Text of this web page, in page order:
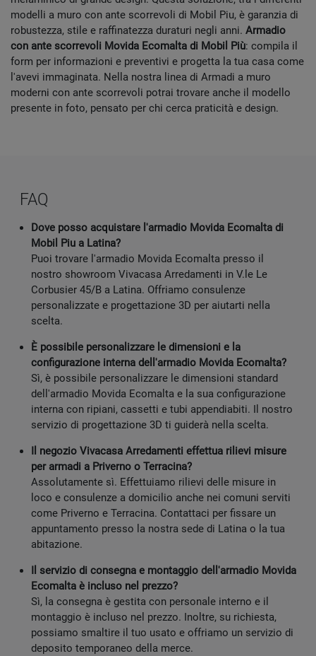
modelli a muro con ante scorrevoli di Mobil Piu, è garanzia di
robustezza, stile e raffinatezza duraturi negli anni. Armadio
con ante scorrevoli Movida Ecomalta di Mobil Più: compila il
form per informazioni e preventivi e progetta la tua casa come
l'avevi immaginata. Nella nostra linea di Armadi a muro
moderni con ante scorrevoli potrai trovare anche il modello
presente in foto, pensato per chi cerca praticità e design.
FAQ
Dove posso acquistare l'armadio Movida Ecomalta di
Mobil Piu a Latina?
Puoi trovare l'armadio Movida Ecomalta presso il
nostro showroom Vivacasa Arredamenti in V.le Le
Corbusier 45/B a Latina. Offriamo consulenze
personalizzate e progettazione 3D per aiutarti nella
scelta.
È possibile personalizzare le dimensioni e la
configurazione interna dell'armadio Movida Ecomalta?
Sì, è possibile personalizzare le dimensioni standard
dell'armadio Movida Ecomalta e la sua configurazione
interna con ripiani, cassetti e tubi appendiabiti. Il nostro
servizio di progettazione 3D ti guiderà nella scelta.
Il negozio Vivacasa Arredamenti effettua rilievi misure
per armadi a Priverno o Terracina?
Assolutamente sì. Effettuiamo rilievi delle misure in
loco e consulenze a domicilio anche nei comuni serviti
come Priverno e Terracina. Contattaci per fissare un
appuntamento presso la nostra sede di Latina o la tua
abitazione.
Il servizio di consegna e montaggio dell'armadio Movida
Ecomalta è incluso nel prezzo?
Sì, la consegna è gestita con personale interno e il
montaggio è incluso nel prezzo. Inoltre, su richiesta,
possiamo smaltire il tuo usato e offriamo un servizio di
deposito temporaneo della merce.